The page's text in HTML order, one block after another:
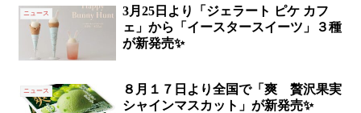
ニュース
3月25日より「ジェラート ピケ カフ
ェ」から「イースタースイーツ」３種
が新発売✨
ニュース
８月１７日より全国で「爽 贅沢果実
シャインマスカット」が新発売✨